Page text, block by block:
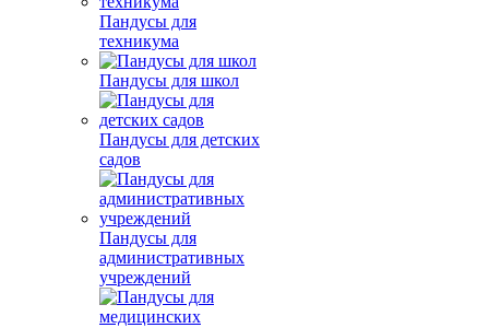
Пандусы для
техникума
Пандусы для школ
Пандусы для детских
садов
Пандусы для
административных
учреждений